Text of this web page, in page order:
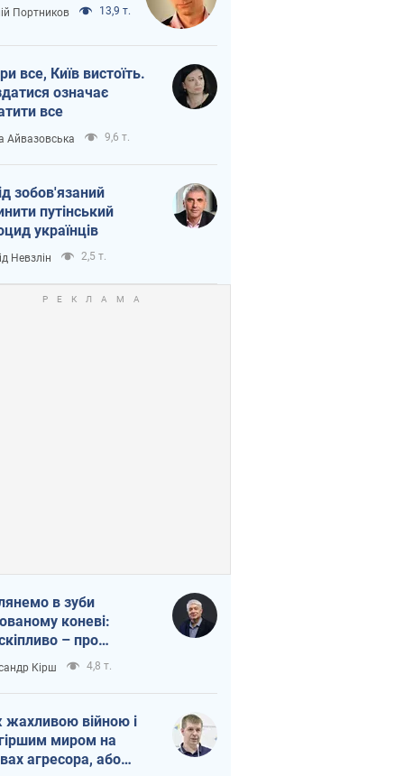
Портников 13,9 т.
все, Київ вистоїть.
означає
все
Айвазовська 9,6 т.
зобов'язаний
путінський
українців
Невзлін 2,5 т.
в зуби
коневі:
– про
Україні
Кірш 4,8 т.
жахливою війною і
миром на
агресора, або